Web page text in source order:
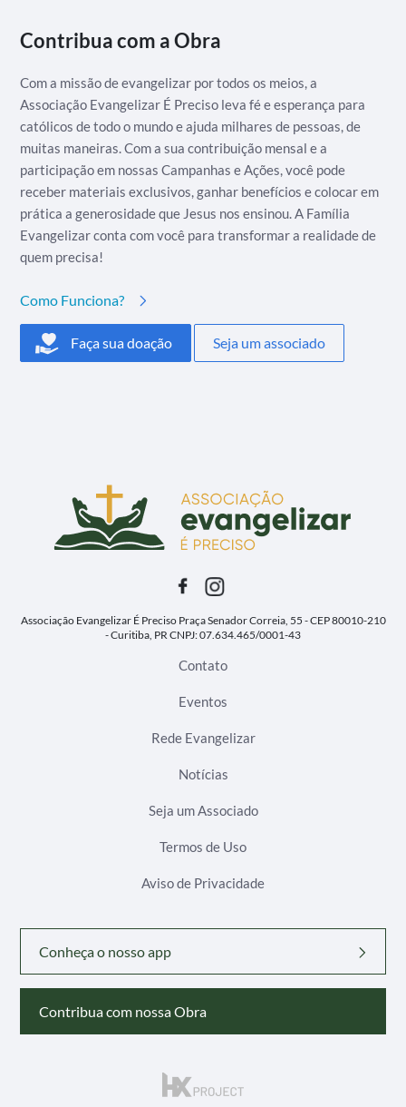
Contribua com a Obra
Com a missão de evangelizar por todos os meios, a
Associação Evangelizar É Preciso leva fé e esperança para
católicos de todo o mundo e ajuda milhares de pessoas, de
muitas maneiras. Com a sua contribuição mensal e a
participação em nossas Campanhas e Ações, você pode
receber materiais exclusivos, ganhar benefícios e colocar em
prática a generosidade que Jesus nos ensinou. A Família
Evangelizar conta com você para transformar a realidade de
quem precisa!
Como Funciona?
Faça sua doação Seja um associado
Associação Evangelizar É PrecisoPraça Senador Correia, 55 - CEP 80010-210
- Curitiba, PRCNPJ: 07.634.465/0001-43
Contato
Eventos
Rede Evangelizar
Notícias
Seja um Associado
Termos de Uso
Aviso de Privacidade
Conheça o nosso app
Contribua com nossa Obra